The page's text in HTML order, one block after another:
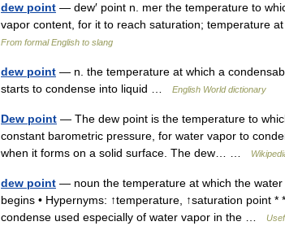
dew point — dew′ point n. mer the temperature to
vapor content, for it to reach saturation; temperature
From formal English to slang
dew point — n. the temperature at which a
starts to condense into liquid …
English World dictionary
Dew point — The dew point is the temperature to
constant barometric pressure, for water vapor to
when it forms on a solid surface. The dew… …
dew point — noun the temperature at which the
begins • Hypernyms: ↑temperature, ↑saturation point
condense used especially of water vapor in the …